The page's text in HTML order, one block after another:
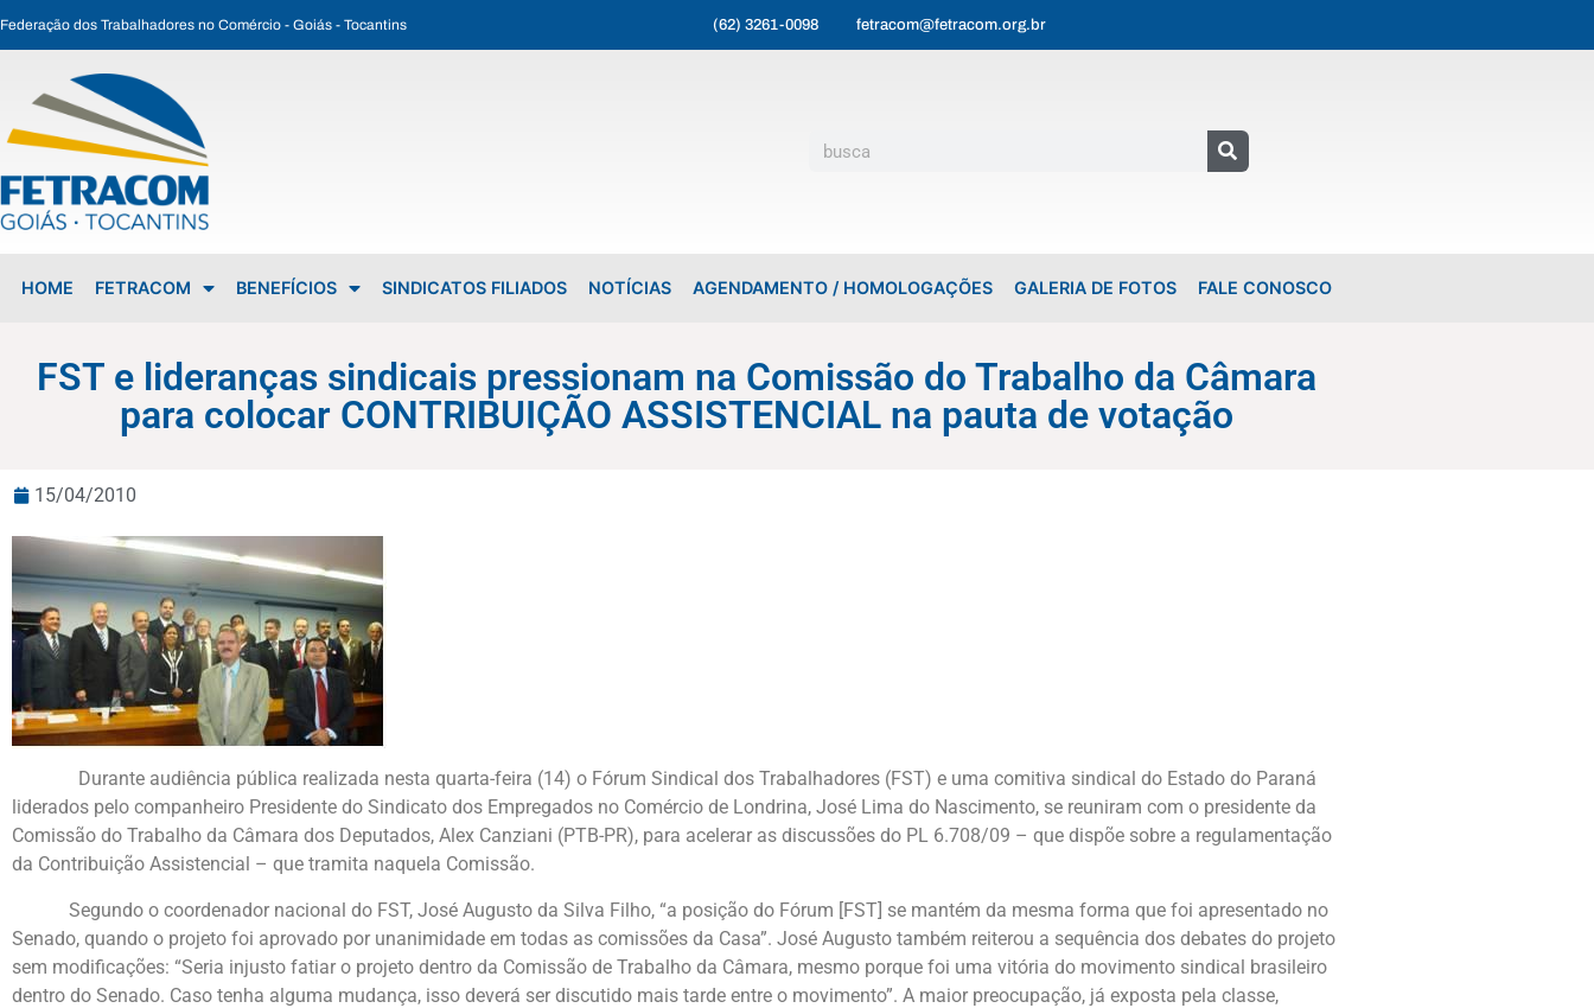
Federação dos Trabalhadores no Comércio - Goiás - Tocantins (62) 3261-0098 fetracom@fetracom.org.br
HOME FETRACOM BENEFÍCIOS SINDICATOS FILIADOS NOTÍCIAS AGENDAMENTO / HOMOLOGAÇÕES GALERIA DE FOTOS FALE CONOSCO
FST e lideranças sindicais pressionam na Comissão do Trabalho da Câmara
para colocar CONTRIBUIÇÃO ASSISTENCIAL na pauta de votação
15/04/2010
Durante audiência pública realizada nesta quarta-feira (14) o Fórum Sindical dos Trabalhadores (FST) e uma comitiva sindical do Estado do Paraná
liderados pelo companheiro Presidente do Sindicato dos Empregados no Comércio de Londrina, José Lima do Nascimento, se reuniram com o presidente da
Comissão do Trabalho da Câmara dos Deputados, Alex Canziani (PTB-PR), para acelerar as discussões do PL 6.708/09 – que dispõe sobre a regulamentação
da Contribuição Assistencial – que tramita naquela Comissão.
Segundo o coordenador nacional do FST, José Augusto da Silva Filho, “a posição do Fórum [FST] se mantém da mesma forma que foi apresentado no
Senado, quando o projeto foi aprovado por unanimidade em todas as comissões da Casa”. José Augusto também reiterou a sequência dos debates do projeto
sem modificações: “Seria injusto fatiar o projeto dentro da Comissão de Trabalho da Câmara, mesmo porque foi uma vitória do movimento sindical brasileiro
dentro do Senado. Caso tenha alguma mudança, isso deverá ser discutido mais tarde entre o movimento”. A maior preocupação, já exposta pela classe,